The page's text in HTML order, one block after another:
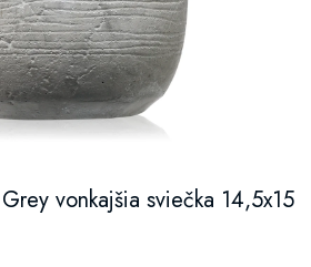
vonkajšia sviečka 14,5x15